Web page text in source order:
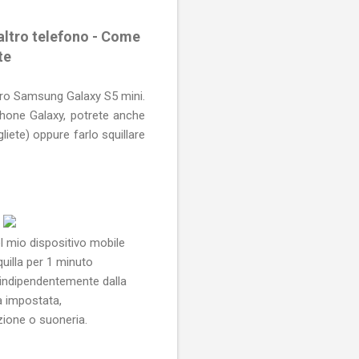
telefono - Come
Samsung Galaxy S5 mini.
Galaxy, potrete anche
oppure farlo squillare
mio dispositivo mobile
per 1 minuto
dalla
impostata,
o suoneria.